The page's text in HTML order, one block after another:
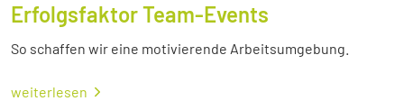
Erfolgsfaktor Team-Events
So schaffen wir eine motivierende Arbeitsumgebung.
weiterlesen